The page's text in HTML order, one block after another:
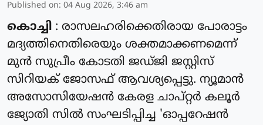
Published on: 04 Aug 2026, 3:46 am
കൊച്ചി : രാസലഹരിക്കെതിരായ പോരാട്ടം
മദ്യത്തിനെതിരെയും ശക്തമാക്കണമെന്ന്
മുൻ സുപ്രീം കോടതി ജഡ്ജി ജസ്റ്റിസ്
സിറിയക് ജോസഫ് ആവശ്യപ്പെട്ടു. ന്യൂമാൻ
അസോസിയേഷൻ കേരള ചാപ്റ്റർ കലൂർ
ജ്യോതി സിൽ സംഘടിപ്പിച്ച 'ഓപ്പറേഷൻ